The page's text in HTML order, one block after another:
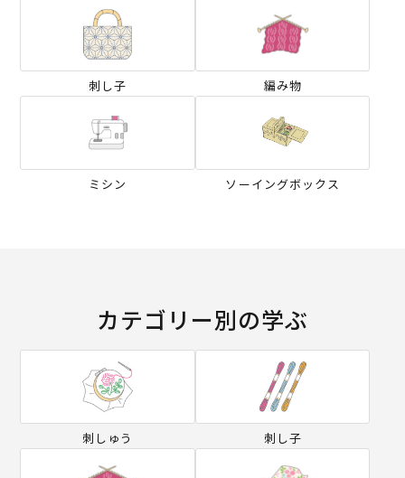
刺し子 編み物
ミシン ソーイングボックス
カテゴリー別の学ぶ
刺しゅう 刺し子